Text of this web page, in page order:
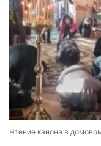
Чтение канона в